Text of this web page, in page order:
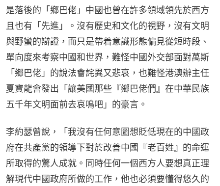
是落後的「鄉巴佬」中國也曾在許多領域領先於西方
且也有「先進」。沒有歷史和文化的視野，沒有文明
與野蠻的辯證，而只是帶着意識形態偏見從短時段、
單向度來考察中國和世界，難怪中國外交部面對萬斯
「鄉巴佬」的說法會詫異又悲哀，也難怪港澳辦主任
夏寶龍會發出「讓美國那些『鄉巴佬們』在中華民族
五千年文明面前去哀鳴吧」的豪言。
李約瑟曾說，「我沒有任何意圖想貶低現在的中國政
府在共產黨的領導下對於改善中國『老百姓』的命運
所取得的驚人成就。同時任何一個西方人要想真正理
解現代中國政府所做的工作，他也必須要懂得悠久的